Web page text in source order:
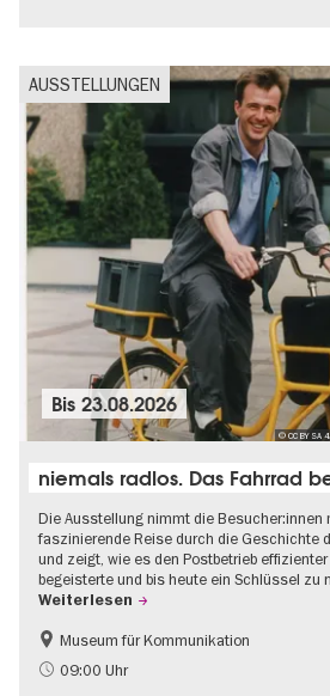
AUSSTELLUNGEN
© CC BY SA
Bis23.08.2026
niemals radlos. Das Fahrrad
Die Ausstellung nimmt die Besucher:innen
faszinierende Reise durch die Geschichte
und zeigt, wie es den Postbetrieb
begeisterte und bis heute ein Schlüssel zu
Weiterlesen
Geschichte
Nachhaltigkeit
Museum für Kommunikation
09:00 Uhr